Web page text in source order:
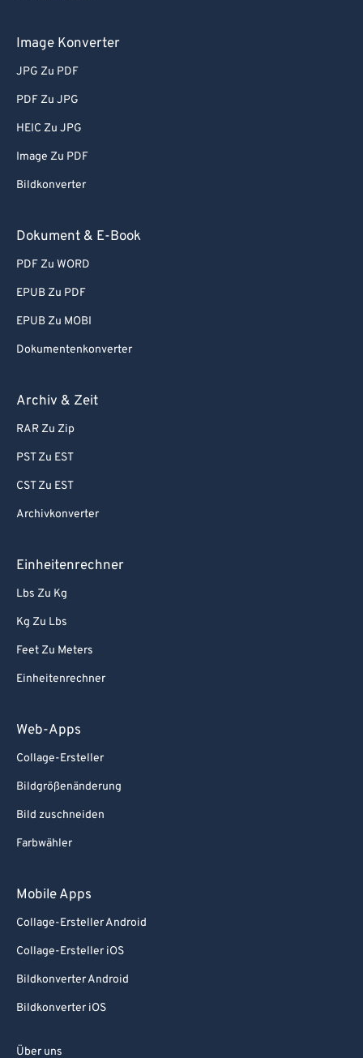
Image Konverter
JPG Zu PDF
PDF Zu JPG
HEIC Zu JPG
Image Zu PDF
Bildkonverter
Dokument & E-Book
PDF Zu WORD
EPUB Zu PDF
EPUB Zu MOBI
Dokumentenkonverter
Archiv & Zeit
RAR Zu Zip
PST Zu EST
CST Zu EST
Archivkonverter
Einheitenrechner
Lbs Zu Kg
Kg Zu Lbs
Feet Zu Meters
Einheitenrechner
Web-Apps
Collage-Ersteller
Bildgrößenänderung
Bild zuschneiden
Farbwähler
Mobile Apps
Collage-Ersteller Android
Collage-Ersteller iOS
Bildkonverter Android
Bildkonverter iOS
Über uns